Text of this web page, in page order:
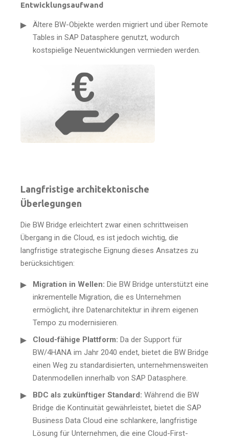
Entwicklungsaufwand
Ältere BW-Objekte werden migriert und über Remote
Tables in SAP Datasphere genutzt, wodurch
kostspielige Neuentwicklungen vermieden werden.
Langfristige architektonische
Überlegungen
Die BW Bridge erleichtert zwar einen schrittweisen
Übergang in die Cloud, es ist jedoch wichtig, die
langfristige strategische Eignung dieses Ansatzes zu
berücksichtigen:
Migration in Wellen: Die BW Bridge unterstützt eine
inkrementelle Migration, die es Unternehmen
ermöglicht, ihre Datenarchitektur in ihrem eigenen
Tempo zu modernisieren.
Cloud-fähige Plattform: Da der Support für
BW/4HANA im Jahr 2040 endet, bietet die BW Bridge
einen Weg zu standardisierten, unternehmensweiten
Datenmodellen innerhalb von SAP Datasphere.
BDC als zukünftiger Standard: Während die BW
Bridge die Kontinuität gewährleistet, bietet die SAP
Business Data Cloud eine schlankere, langfristige
Lösung für Unternehmen, die eine Cloud-First-